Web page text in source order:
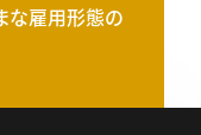
な雇用形態の